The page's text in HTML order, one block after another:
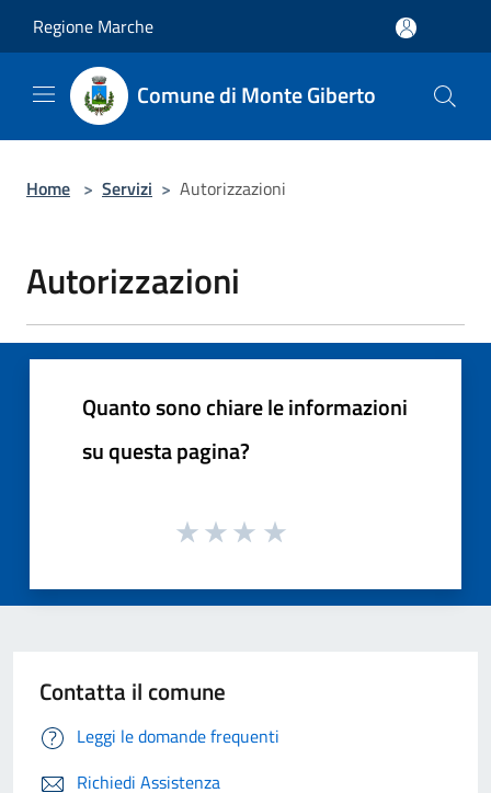
Regione Marche
Comune di Monte Giberto
Home > Servizi > Autorizzazioni
Autorizzazioni
Quanto sono chiare le informazioni
su questa pagina?
Contatta il comune
Leggi le domande frequenti
Richiedi Assistenza